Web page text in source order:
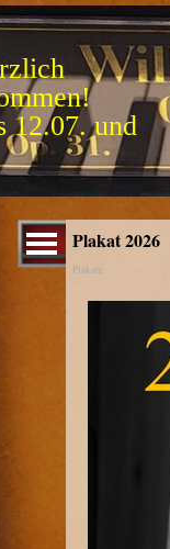
31.10.
überspringenPlakat 2026
Plakate